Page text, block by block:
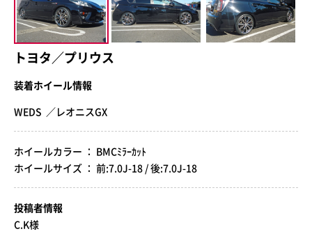
トヨタ／プリウス
装着ホイール情報
WEDS ／レオニスGX
ホイールカラー ： BMCﾐﾗｰｶｯﾄ
ホイールサイズ ： 前:7.0J-18 / 後:7.0J-18
投稿者情報
C.K様